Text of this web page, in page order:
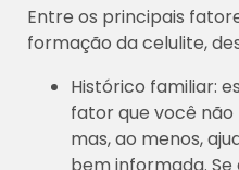
Entre os principais
formação da celulite,
Histórico familiar:
fator que você
mas, ao menos,
bem informada.